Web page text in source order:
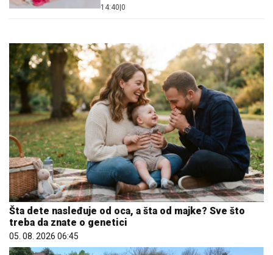
14:40 0
Šta dete nasleđuje od oca, a šta od majke? Sve što
treba da znate o genetici
05. 08. 2026 06:45